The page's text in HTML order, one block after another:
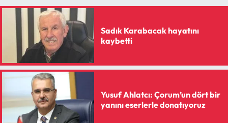
Sadık Karabacak hayatını
kaybetti
Yusuf Ahlatcı: Çorum’un dört bir
yanını eserlerle donatıyoruz
Sungurlu Haberleri
Turizm
Uğurludağ Haberleri
Yaşam
Yayla Haber